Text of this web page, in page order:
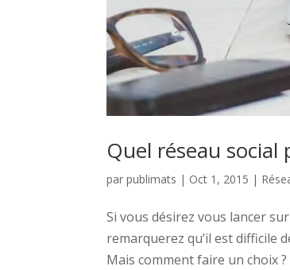
Quel réseau
parpublimats | Oct 1, 2015 |
Si vous désirez vous lancer
remarquerez qu’il est difficile
Mais comment faire un choix